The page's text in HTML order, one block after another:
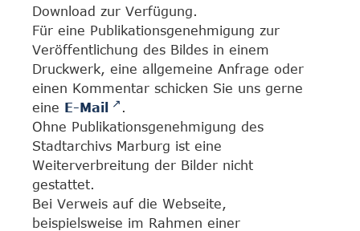
Download zur Verfügung.
Für eine Publikationsgenehmigung zur
Veröffentlichung des Bildes in einem
Druckwerk, eine allgemeine Anfrage oder
einen Kommentar schicken Sie uns gerne
eine E-Mail
.
Ohne Publikationsgenehmigung des
Stadtarchivs Marburg ist eine
Weiterverbreitung der Bilder nicht
gestattet.
Bei Verweis auf die Webseite,
beispielsweise im Rahmen einer